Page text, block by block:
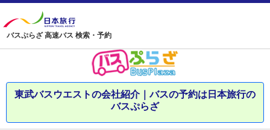
バスぷらざ 高速バス 検索・予約
東武バスウエストの会社紹介｜バスの予約は日本旅行の
バスぷらざ